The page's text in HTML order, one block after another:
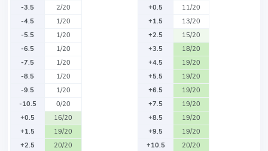
-3.5
2/20
-4.5
1/20
-5.5
1/20
-6.5
1/20
-7.5
1/20
-8.5
1/20
-9.5
1/20
-10.5
0/20
+0.5
16/20
+1.5
19/20
+2.5
20/20
+0.5
11/20
+1.5
13/20
+2.5
15/20
+3.5
18/20
+4.5
19/20
+5.5
19/20
+6.5
19/20
+7.5
19/20
+8.5
19/20
+9.5
19/20
+10.5
20/20